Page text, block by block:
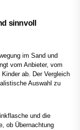
sinnvoll
im Sand und
vom Anbieter, vom
ab. Der Vergleich
Auswahl zu
und die
ob Übernachtung